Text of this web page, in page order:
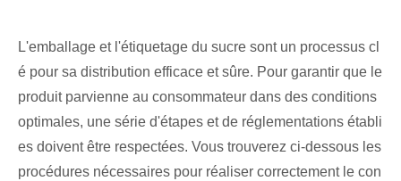
L'emballage et l'étiquetage du sucre sont un processus cl
é pour sa distribution efficace et sûre. Pour garantir que le
produit parvienne au consommateur dans des conditions
optimales, une série d'étapes et de réglementations établi
es doivent être respectées. Vous trouverez ci-dessous les
procédures nécessaires pour réaliser correctement le con